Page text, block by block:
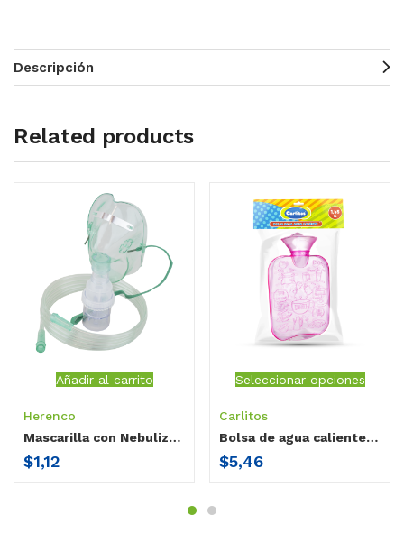
Descripción
Related products
Añadir al carrito
Herenco
Mascarilla con Nebulizador Pediátrica
$1,12
Seleccionar opciones
Carlitos
Bolsa de agua caliente adulto Carlitos
$5,46